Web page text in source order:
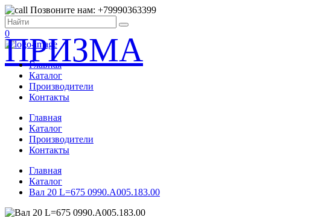
Позвоните нам: +79990363399
0
ПРИЗМА
Главная
Каталог
Производители
Контакты
Главная
Каталог
Производители
Контакты
Главная
Каталог
Вал 20 L=675 0990.А005.183.00